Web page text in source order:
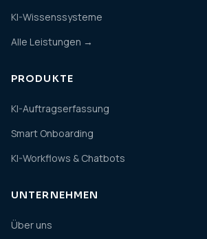
KI-Wissenssysteme
Alle Leistungen →
PRODUKTE
KI-Auftragserfassung
Smart Onboarding
KI-Workflows & Chatbots
UNTERNEHMEN
Über uns